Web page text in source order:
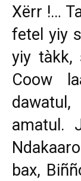
Xërr !…
fetel yiy
yiy tàkk,
Coow
amatul.
bax,